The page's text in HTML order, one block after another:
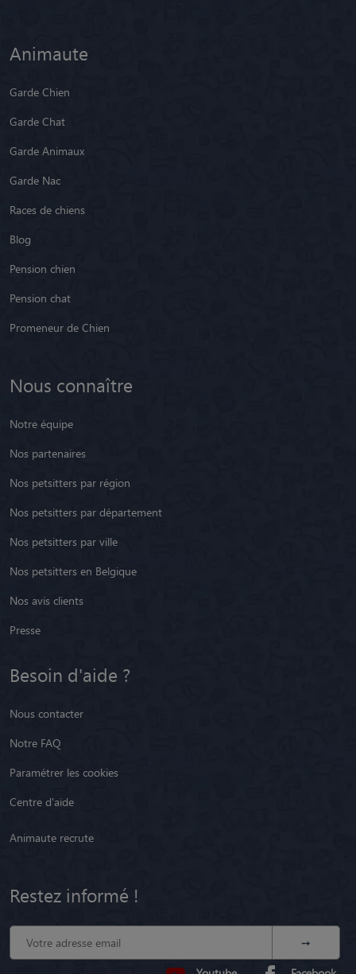
Animaute
Garde Chien
Garde Chat
Garde Animaux
Garde Nac
Races de chiens
Blog
Pension chien
Pension chat
Promeneur de Chien
Nous connaître
Notre équipe
Nos partenaires
Nos petsitters par région
Nos petsitters par département
Nos petsitters par ville
Nos petsitters en Belgique
Nos avis clients
Presse
Besoin d'aide ?
Nous contacter
Notre FAQ
Paramétrer les cookies
Centre d'aide
Animaute recrute
Restez informé !